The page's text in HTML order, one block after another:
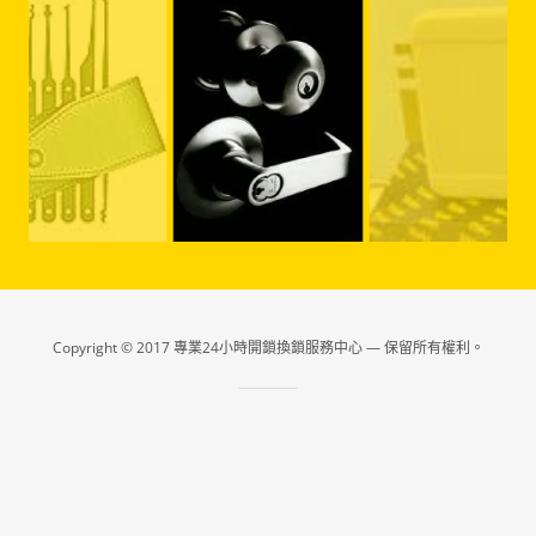
Copyright © 2017 專業24小時開鎖換鎖服務中心 — 保留所有權利。